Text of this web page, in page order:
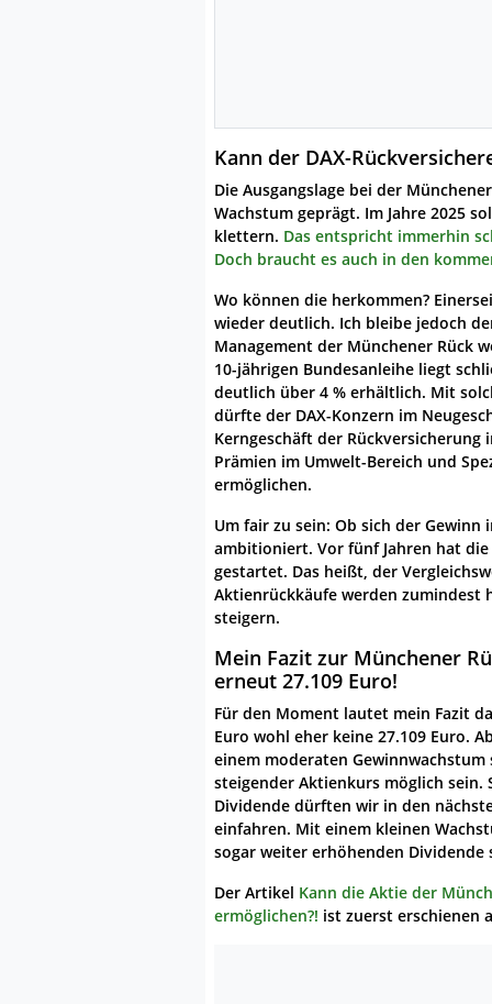
Kann der DAX-
Die Ausgangslage bei der
Wachstum geprägt. Im Jahre 2025
klettern. Das entspricht immerhin
Doch braucht es auch in den
Wo können die herkommen?
wieder deutlich. Ich bleibe jedoch
Management der Münchener Rück
10-jährigen Bundesanleihe liegt
deutlich über 4 % erhältlich. Mit
dürfte der DAX-Konzern im
Kerngeschäft der
Prämien im Umwelt-Bereich und
ermöglichen.
Um fair zu sein: Ob sich der
ambitioniert. Vor fünf Jahren hat
gestartet. Das heißt, der
Aktienrückkäufe werden zumindest
steigern.
Mein Fazit zur Münchener
erneut 27.109 Euro!
Für den Moment lautet mein Fazit
Euro wohl eher keine 27.109 Euro.
einem moderaten
steigender Aktienkurs möglich
Dividende dürften wir in den
einfahren. Mit einem kleinen
sogar weiter erhöhenden
Der Artikel Kann die Aktie der
ermöglichen?! ist zuerst erschienen